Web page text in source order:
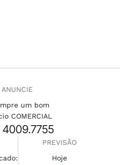
ANUNCIE
um bom
COMERCIAL
4009.7755
PREVISÃO
Hoje